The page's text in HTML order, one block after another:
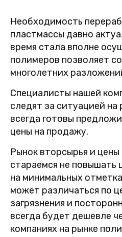
Необходимость
пластмассы давно
время стала вполне
полимеров позволяет
многолетних
Специалисты нашей
следят за ситуацией на
всегда готовы
цены на продажу.
Рынок вторсырья и
стараемся не повышать
на минимальных
может различаться по
загрязнения и
всегда будет дешевле
компаниях на рынке